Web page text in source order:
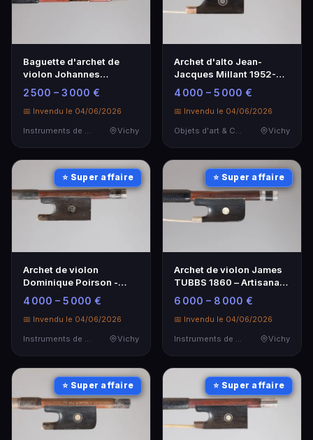
Baguette d'archet de
violon Johannes
Siegfried FINKEL -
Artisanat d'exception
2 500 – 3 000 €
📅 Invendu le 04/06/2026
Instruments de Musique
Vichy
Archet d'alto Jean-
Jacques Millant 1952-
1954 - Pièce d'exception
4 000 – 5 000 €
📅 Invendu le 04/06/2026
Objets d'art & Curiosités
Vichy
⭐ Super affaire
Archet de violon
Dominique Poirson -
Excellence artisanale
4 000 – 5 000 €
📅 Invendu le 04/06/2026
Instruments de Musique
Vichy
⭐ Super affaire
Archet de violon James
TUBBS 1860 – Artisanat
d'exception
6 000 – 8 000 €
📅 Invendu le 04/06/2026
Instruments de Musique
Vichy
⭐ Super affaire ⭐ Super affaire